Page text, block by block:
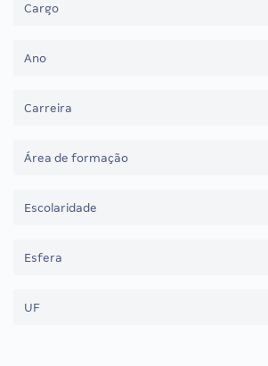
Cargo
Ano
Carreira
Área de formação
Escolaridade
Esfera
UF